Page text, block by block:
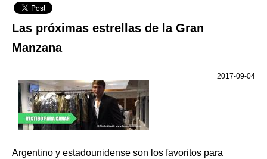
Las próximas estrellas de la Gran
Manzana
2017-09-04
Argentino y estadounidense son los favoritos para